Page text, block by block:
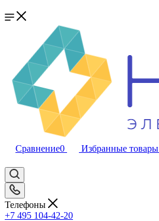
Сравнение0 Избранные товары
Телефоны
+7 495 104-42-20